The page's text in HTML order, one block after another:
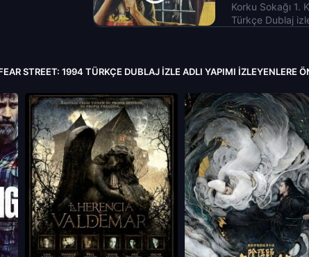
Korku Sokağı 1.
Türkçe Dublaj
STREET: 1994 TÜRKÇE DUBLAJ IZLE ADLI YAPIMI İZLEYENLERE